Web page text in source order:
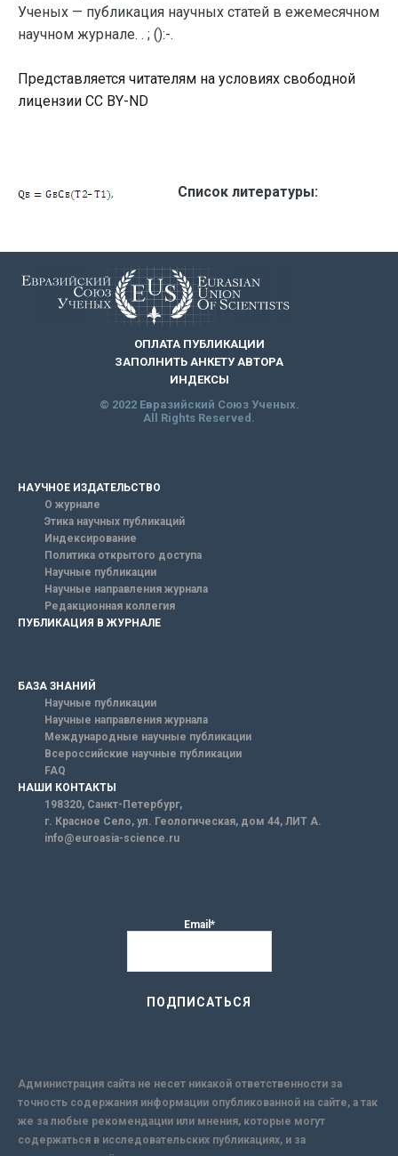
Ученых — публикация научных статей в ежемесячном
научном журнале. . ; ():-.
Представляется читателям на условиях свободной
лицензии CC BY-ND
Список литературы:
ОПЛАТА ПУБЛИКАЦИИ
ЗАПОЛНИТЬ АНКЕТУ АВТОРА
ИНДЕКСЫ
© 2022 Евразийский Союз Ученых.
All Rights Reserved.
НАУЧНОЕ ИЗДАТЕЛЬСТВО
О журнале
Этика научных публикаций
Индексирование
Политика открытого доступа
Научные публикации
Научные направления журнала
Редакционная коллегия
ПУБЛИКАЦИЯ В ЖУРНАЛЕ
БАЗА ЗНАНИЙ
Научные публикации
Научные направления журнала
Международные научные публикации
Всероссийские научные публикации
FAQ
НАШИ КОНТАКТЫ
198320, Санкт-Петербург,
г. Красное Село, ул. Геологическая, дом 44, ЛИТ А.
info@euroasia-science.ru
Email*
Администрация сайта не несет никакой ответственности за
точность содержания информации опубликованной на сайте, а так
же за любые рекомендации или мнения, которые могут
содержаться в исследовательских публикациях, и за